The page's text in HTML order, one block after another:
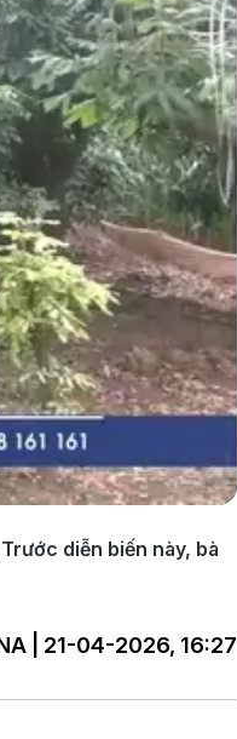
diễn biến này, bà
| 21-04-2026, 16:27